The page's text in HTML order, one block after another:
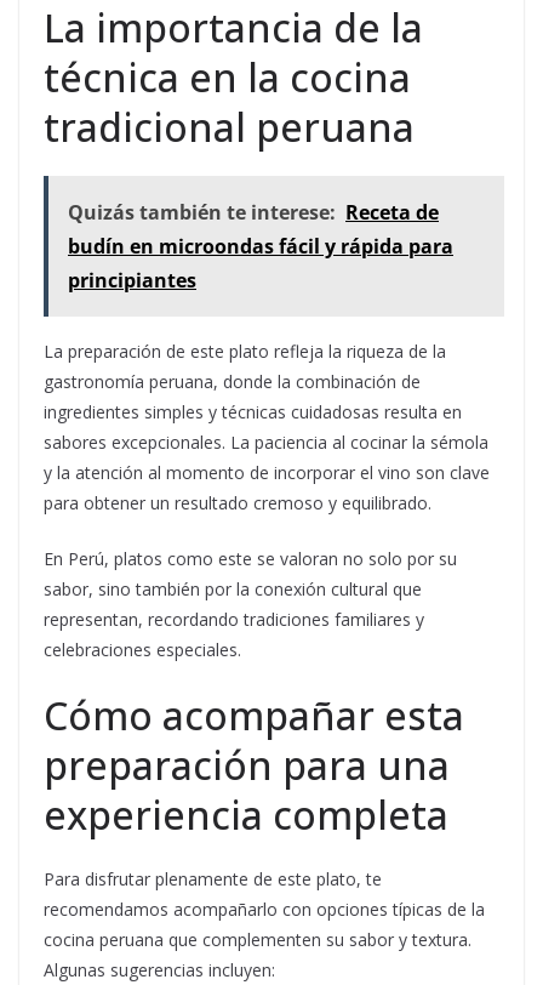
La importancia de la
técnica en la cocina
tradicional peruana
Quizás también te interese: Receta de
budín en microondas fácil y rápida para
principiantes
La preparación de este plato refleja la riqueza de la
gastronomía peruana, donde la combinación de
ingredientes simples y técnicas cuidadosas resulta en
sabores excepcionales. La paciencia al cocinar la sémola
y la atención al momento de incorporar el vino son clave
para obtener un resultado cremoso y equilibrado.
En Perú, platos como este se valoran no solo por su
sabor, sino también por la conexión cultural que
representan, recordando tradiciones familiares y
celebraciones especiales.
Cómo acompañar esta
preparación para una
experiencia completa
Para disfrutar plenamente de este plato, te
recomendamos acompañarlo con opciones típicas de la
cocina peruana que complementen su sabor y textura.
Algunas sugerencias incluyen: